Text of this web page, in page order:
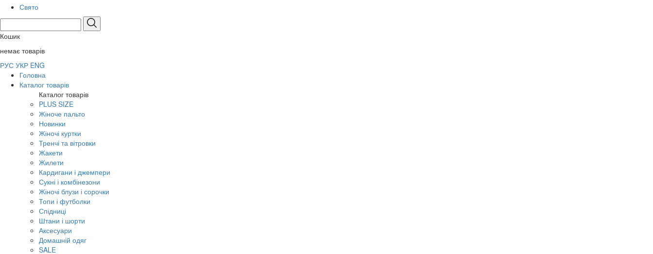
Свято
Кошик
немає товарів
РУС УКР ENG
Головна
Каталог товарів
Каталог товарів
PLUS SIZE
Жіноче пальто
Новинки
Жіночі куртки
Тренчі та вітровки
Жакети
Жилети
Кардигани і джемпери
Сукні і комбінезони
Жіночі блузи і сорочки
Топи і футболки
Спідниці
Штани і шорти
Аксесуари
Домашній одяг
SALE